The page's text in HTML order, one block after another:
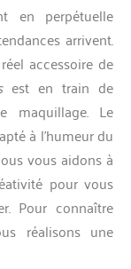
en perpétuelle
arrivent.
accessoire de
est en train de
maquillage. Le
à l’humeur du
vous aidons à
pour vous
Pour connaître
réalisons une